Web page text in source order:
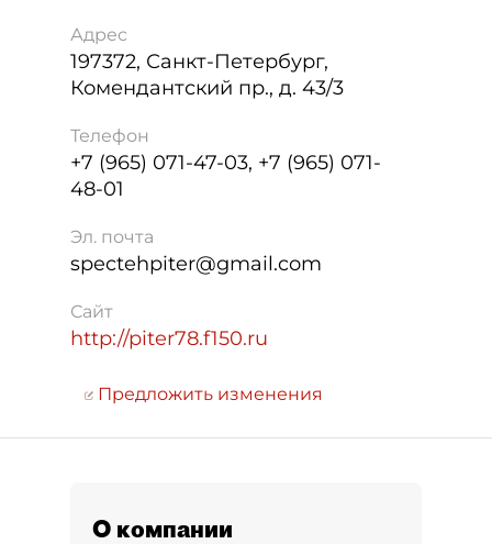
Адрес
197372, Санкт-Петербург,
Комендантский пр., д. 43/3
Телефон
+7 (965) 071-47-03, +7 (965) 071-
48-01
Эл. почта
spectehpiter@gmail.com
Сайт
http://piter78.f150.ru
Предложить изменения
О компании